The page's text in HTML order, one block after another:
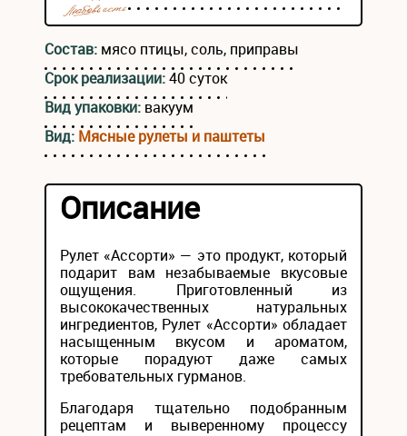
Состав: мясо птицы, соль, приправы
Срок реализации:40 суток
Вид упаковки: вакуум
Вид: Мясные рулеты и паштеты
Описание
Рулет «Ассорти» — это продукт, который
подарит вам незабываемые вкусовые
ощущения. Приготовленный из
высококачественных натуральных
ингредиентов, Рулет «Ассорти» обладает
насыщенным вкусом и ароматом,
которые порадуют даже самых
требовательных гурманов.
Благодаря тщательно подобранным
рецептам и выверенному процессу